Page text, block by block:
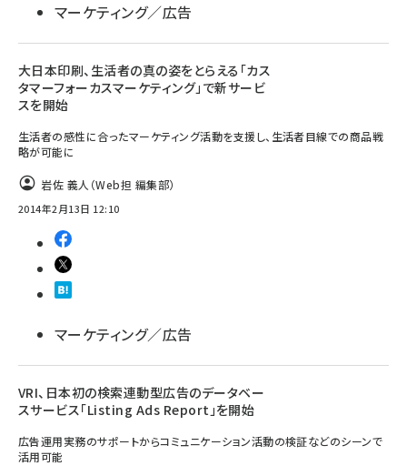
マーケティング／広告
大日本印刷、生活者の真の姿をとらえる「カス
タマーフォーカスマーケティング」で新サービ
スを開始
生活者の感性に合ったマーケティング活動を支援し、生活者目線での商品戦
略が可能に
岩佐 義人（Web担 編集部）
2014年2月13日 12:10
マーケティング／広告
VRI、日本初の検索連動型広告のデータベー
スサービス「Listing Ads Report」を開始
広告運用実務のサポートからコミュニケーション活動の検証などのシーンで
活用可能